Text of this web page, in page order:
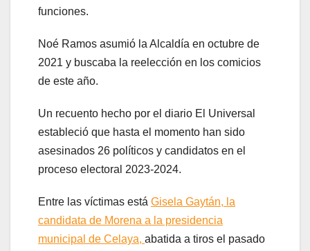
funciones.
Noé Ramos asumió la Alcaldía en octubre de
2021 y buscaba la reelección en los comicios
de este año.
Un recuento hecho por el diario El Universal
estableció que hasta el momento han sido
asesinados 26 políticos y candidatos en el
proceso electoral 2023-2024.
Entre las víctimas está Gisela Gaytán, la
candidata de Morena a la presidencia
municipal de Celaya, abatida a tiros el pasado